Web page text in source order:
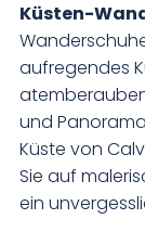
Küsten-
aufregendes
und
Küste von
Sie auf
ein